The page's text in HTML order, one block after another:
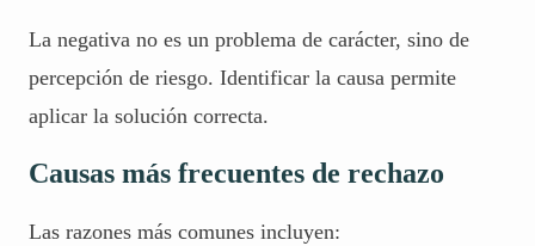
La negativa no es un problema de carácter, sino de
percepción de riesgo. Identificar la causa permite
aplicar la solución correcta.
Causas más frecuentes de rechazo
Las razones más comunes incluyen: